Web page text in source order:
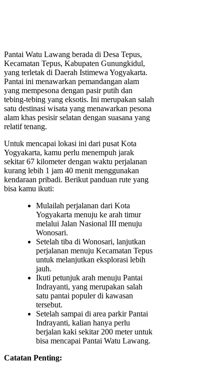
Pantai Watu Lawang berada di Desa Tepus,
Kecamatan Tepus, Kabupaten Gunungkidul,
yang terletak di Daerah Istimewa Yogyakarta.
Pantai ini menawarkan pemandangan alam
yang mempesona dengan pasir putih dan
tebing-tebing yang eksotis. Ini merupakan salah
satu destinasi wisata yang menawarkan pesona
alam khas pesisir selatan dengan suasana yang
relatif tenang.
Untuk mencapai lokasi ini dari pusat Kota
Yogyakarta, kamu perlu menempuh jarak
sekitar 67 kilometer dengan waktu perjalanan
kurang lebih 1 jam 40 menit menggunakan
kendaraan pribadi. Berikut panduan rute yang
bisa kamu ikuti:
Mulailah perjalanan dari Kota
Yogyakarta menuju ke arah timur
melalui Jalan Nasional III menuju
Wonosari.
Setelah tiba di Wonosari, lanjutkan
perjalanan menuju Kecamatan Tepus
untuk melanjutkan eksplorasi lebih
jauh.
Ikuti petunjuk arah menuju Pantai
Indrayanti, yang merupakan salah
satu pantai populer di kawasan
tersebut.
Setelah sampai di area parkir Pantai
Indrayanti, kalian hanya perlu
berjalan kaki sekitar 200 meter untuk
bisa mencapai Pantai Watu Lawang.
Catatan Penting: